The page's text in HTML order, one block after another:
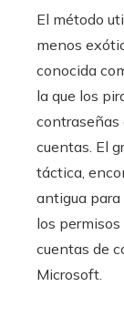
El método
menos
conocida
la que los
contraseñas
cuentas. El
táctica,
antigua para
los
cuentas de
Microsoft.